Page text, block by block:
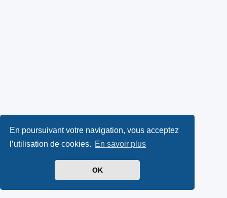
En poursuivant votre navigation, vous acceptez
l’utilisation de cookies. En savoir plus
OK